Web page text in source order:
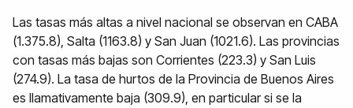
Las tasas más altas a nivel nacional se observan en CABA
(1.375.8), Salta (1163.8) y San Juan (1021.6). Las provincias
con tasas más bajas son Corrientes (223.3) y San Luis
(274.9). La tasa de hurtos de la Provincia de Buenos Aires
es llamativamente baja (309.9), en particular si se la